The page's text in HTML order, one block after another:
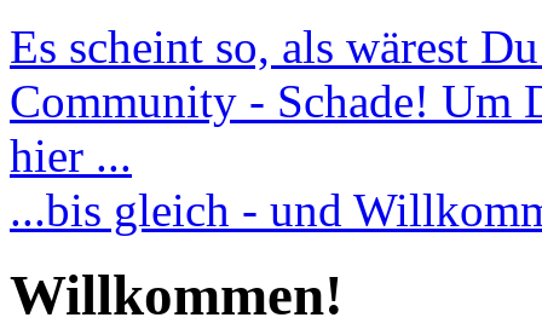
Es scheint so, als wärest
Community - Schade! Um
hier ...
...bis gleich - und
Willkommen!